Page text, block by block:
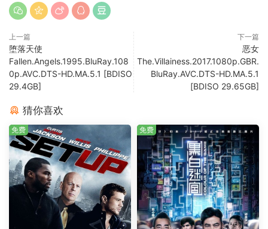
上一篇
堕落天使
Fallen.Angels.1995.BluRay.108
0p.AVC.DTS-HD.MA.5.1 [BDISO
29.4GB]
下一篇
恶女
The.Villainess.2017.1080p.GBR.
BluRay.AVC.DTS-HD.MA.5.1
[BDISO 29.65GB]
猜你喜欢
免费 免费